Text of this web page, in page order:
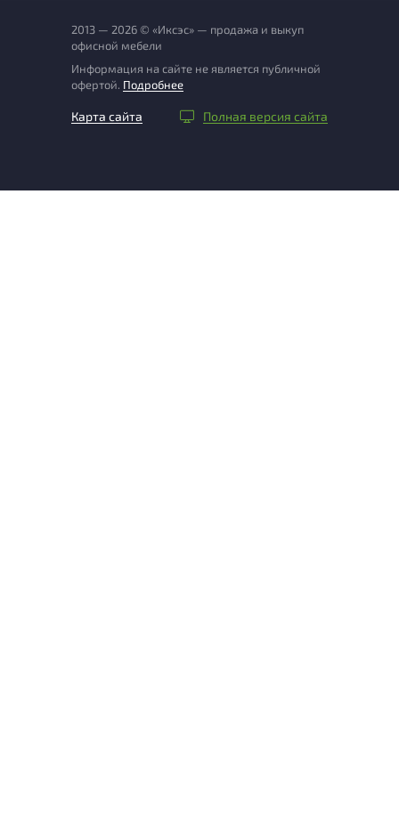
2013 — 2026 © «Иксэс» — продажа и выкуп
офисной мебели
Информация на сайте не является публичной
офертой. Подробнее
Карта сайта Полная версия сайта